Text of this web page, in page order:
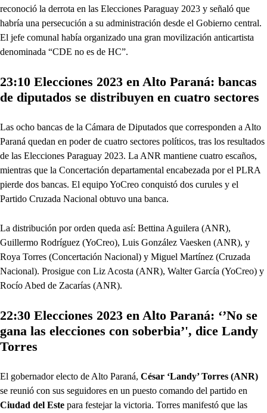
reconoció la derrota en las Elecciones Paraguay 2023 y señaló que
habría una persecución a su administración desde el Gobierno central.
El jefe comunal había organizado una gran movilización anticartista
denominada “CDE no es de HC”.
23:10 Elecciones 2023 en Alto Paraná: bancas
de diputados se distribuyen en cuatro sectores
Las ocho bancas de la Cámara de Diputados que corresponden a Alto
Paraná quedan en poder de cuatro sectores políticos, tras los resultados
de las Elecciones Paraguay 2023. La ANR mantiene cuatro escaños,
mientras que la Concertación departamental encabezada por el PLRA
pierde dos bancas. El equipo YoCreo conquistó dos curules y el
Partido Cruzada Nacional obtuvo una banca.
La distribución por orden queda así: Bettina Aguilera (ANR),
Guillermo Rodríguez (YoCreo), Luis González Vaesken (ANR), y
Roya Torres (Concertación Nacional) y Miguel Martínez (Cruzada
Nacional). Prosigue con Liz Acosta (ANR), Walter García (YoCreo) y
Rocío Abed de Zacarías (ANR).
22:30 Elecciones 2023 en Alto Paraná: ‘’No se
gana las elecciones con soberbia’', dice Landy
Torres
El gobernador electo de Alto Paraná, César ‘Landy’ Torres (ANR)
se reunió con sus seguidores en un puesto comando del partido en
Ciudad del Este para festejar la victoria. Torres manifestó que las